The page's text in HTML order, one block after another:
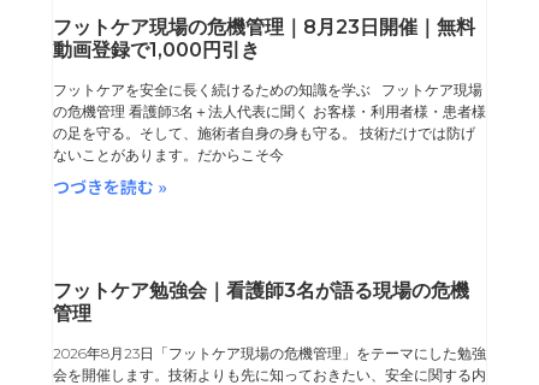
フットケア現場の危機管理｜8月23日開催｜無料
動画登録で1,000円引き
フットケアを安全に長く続けるための知識を学ぶ フットケア現場
の危機管理 看護師3名＋法人代表に聞く お客様・利用者様・患者様
の足を守る。そして、施術者自身の身も守る。 技術だけでは防げ
ないことがあります。だからこそ今
つづきを読む »
フットケア勉強会｜看護師3名が語る現場の危機
管理
2026年8月23日「フットケア現場の危機管理」をテーマにした勉強
会を開催します。技術よりも先に知っておきたい、安全に関する内
ペ
ー
ジ
ペ
ー
ジ
ペ
ジ
ペ
ジ